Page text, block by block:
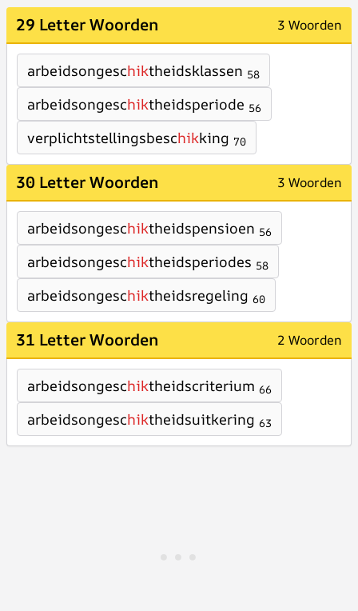
29 Letter Woorden 3 Woorden
arbeidsongeschiktheidsklassen 58
arbeidsongeschiktheidsperiode 56
verplichtstellingsbeschikking 70
30 Letter Woorden 3 Woorden
arbeidsongeschiktheidspensioen 56
arbeidsongeschiktheidsperiodes 58
arbeidsongeschiktheidsregeling 60
31 Letter Woorden 2 Woorden
arbeidsongeschiktheidscriterium 66
arbeidsongeschiktheidsuitkering 63